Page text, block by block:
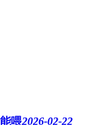
喂2026-02-22